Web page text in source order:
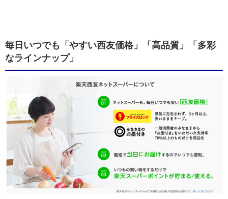
毎日いつでも「やすい西友価格」「高品質」「多彩
なラインナップ」